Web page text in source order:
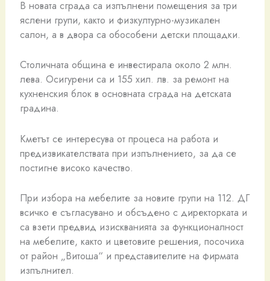
В новата сграда са изпълнени помещения за три
яслени групи, както и физкултурно-музикален
салон, а в двора са обособени детски площадки.
Столичната община е инвестирала около 2 млн.
лева. Осигурени са и 155 хил. лв. за ремонт на
кухненския блок в основната сграда на детската
градина.
Кметът се интересува от процеса на работа и
предизвикателствата при изпълнението, за да се
постигне високо качество.
При избора на мебелите за новите групи на 112. ДГ
всичко е съгласувано и обсъдено с директорката и
са взети предвид изискванията за функционалност
на мебелите, както и цветовите решения, посочиха
от район „Витоша“ и представителите на фирмата
изпълнител.